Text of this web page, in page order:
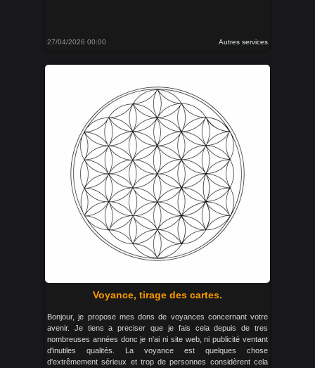
27/04/2026 00:00 Autres services
Voyance, tirage des cartes.
Bonjour, je propose mes dons de voyances concernant votre
avenir. Je tiens a preciser que je fais cela depuis de tres
nombreuses années donc je n'ai ni site web, ni publicité ventant
d'inutiles qualités. La voyance est quelques chose
d'extrêmement sérieux et trop de personnes considèrent cela